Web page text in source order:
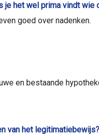
je het wel prima vindt wie
goed over nadenken.
en bestaande
van het legitimatiebewijs?